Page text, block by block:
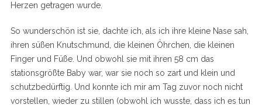
Herzen getragen wurde.
So wunderschön ist sie, dachte ich, als ich ihre kleine Nase sah,
ihren süßen Knutschmund, die kleinen Öhrchen, die kleinen
Finger und Füße. Und obwohl sie mit ihren 58 cm das
stationsgrößte Baby war, war sie noch so zart und klein und
schutzbedürftig. Und konnte ich mir am Tag zuvor noch nicht
vorstellen, wieder zu stillen (obwohl ich wusste, dass ich es tun